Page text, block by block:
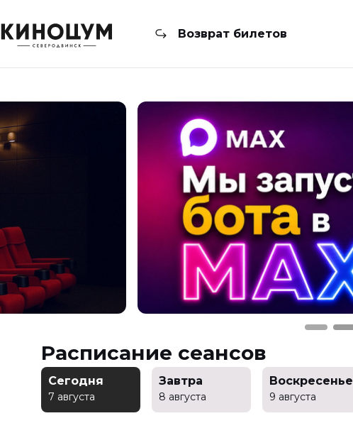
Возврат билетов
Расписание сеансов
Сегодня
7 августа
Завтра
8 августа
Воскресенье
9 августа